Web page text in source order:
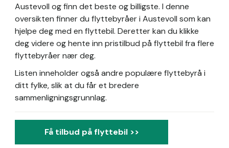
Austevoll og finn det beste og billigste. I denne
oversikten finner du flyttebyråer i Austevoll som kan
hjelpe deg med en flyttebil. Deretter kan du klikke
deg videre og hente inn pristilbud på flyttebil fra flere
flyttebyråer nær deg.
Listen inneholder også andre populære flyttebyrå i
ditt fylke, slik at du får et bredere
sammenligningsgrunnlag.
Få tilbud på flyttebil >>